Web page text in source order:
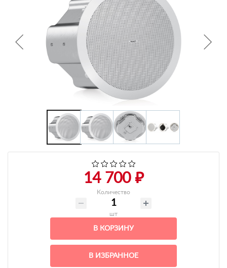
+7 495-951-3751
+7 495-951-3646
Ежедневно 10:00-20:00
info@h-c-h.ru
14 700 ₽
Количество
шт
В КОРЗИНУ
В ИЗБРАННОЕ